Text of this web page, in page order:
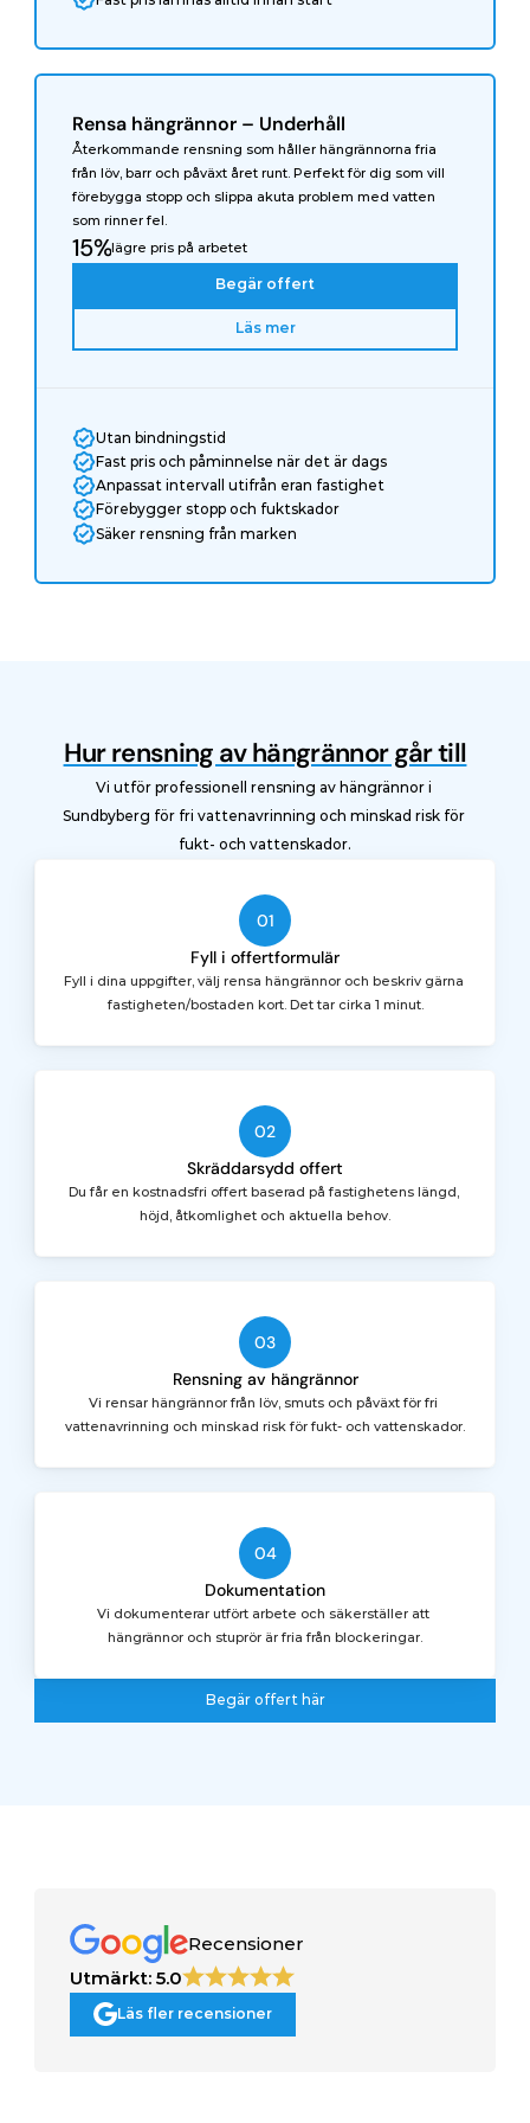
Rensa hängrännor – Underhåll
Återkommande rensning som håller hängrännorna fria
från löv, barr och påväxt året runt. Perfekt för dig som vill
förebygga stopp och slippa akuta problem med vatten
som rinner fel.
15%lägre pris på arbetet
Begär offert
Läs mer
Utan bindningstid
Fast pris och påminnelse när det är dags
Anpassat intervall utifrån eran fastighet
Förebygger stopp och fuktskador
Säker rensning från marken
Hur rensning av hängrännor går till
Vi utför professionell rensning av hängrännor i
Sundbyberg för fri vattenavrinning och minskad risk för
fukt- och vattenskador.
01
Fyll i offertformulär
Fyll i dina uppgifter, välj rensa hängrännor och beskriv gärna
fastigheten/bostaden kort. Det tar cirka 1 minut.
02
Skräddarsydd offert
Du får en kostnadsfri offert baserad på fastighetens längd,
höjd, åtkomlighet och aktuella behov.
03
Rensning av hängrännor
Vi rensar hängrännor från löv, smuts och påväxt för fri
vattenavrinning och minskad risk för fukt- och vattenskador.
04
Dokumentation
Vi dokumenterar utfört arbete och säkerställer att
hängrännor och stuprör är fria från blockeringar.
Begär offert här
Recensioner
Utmärkt: 5.0
Läs fler recensioner